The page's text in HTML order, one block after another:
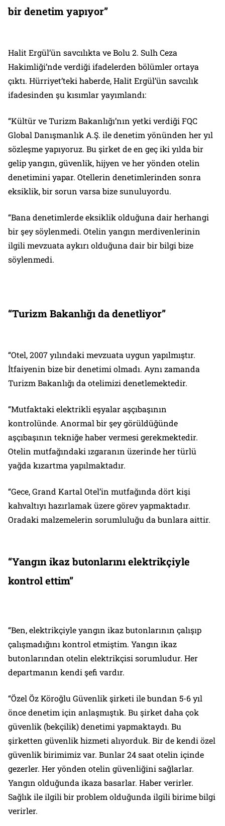
bir denetim yapıyor”
Halit Ergül’ün savcılıkta ve Bolu 2. Sulh Ceza
Hakimliği’nde verdiği ifadelerden bölümler ortaya
çıktı. Hürriyet’teki haberde, Halit Ergül’ün savcılık
ifadesinden şu kısımlar yayımlandı:
“Kültür ve Turizm Bakanlığı’nın yetki verdiği FQC
Global Danışmanlık A.Ş. ile denetim yönünden her yıl
sözleşme yapıyoruz. Bu şirket de en geç iki yılda bir
gelip yangın, güvenlik, hijyen ve her yönden otelin
denetimini yapar. Otellerin denetimlerinden sonra
eksiklik, bir sorun varsa bize sunuluyordu.
“Bana denetimlerde eksiklik olduğuna dair herhangi
bir şey söylenmedi. Otelin yangın merdivenlerinin
ilgili mevzuata aykırı olduğuna dair bir bilgi bize
söylenmedi.
“Turizm Bakanlığı da denetliyor”
“Otel, 2007 yılındaki mevzuata uygun yapılmıştır.
İtfaiyenin bize bir denetimi olmadı. Aynı zamanda
Turizm Bakanlığı da otelimizi denetlemektedir.
“Mutfaktaki elektrikli eşyalar aşçıbaşının
kontrolünde. Anormal bir şey görüldüğünde
aşçıbaşının tekniğe haber vermesi gerekmektedir.
Otelin mutfağındaki ızgaranın üzerinde her türlü
yağda kızartma yapılmaktadır.
“Gece, Grand Kartal Otel’in mutfağında dört kişi
kahvaltıyı hazırlamak üzere görev yapmaktadır.
Oradaki malzemelerin sorumluluğu da bunlara aittir.
“Yangın ikaz butonlarını elektrikçiyle
kontrol ettim”
“Ben, elektrikçiyle yangın ikaz butonlarının çalışıp
çalışmadığını kontrol etmiştim. Yangın ikaz
butonlarından otelin elektrikçisi sorumludur. Her
departmanın kendi şefi vardır.
“Özel Öz Köroğlu Güvenlik şirketi ile bundan 5-6 yıl
önce denetim için anlaşmıştık. Bu şirket daha çok
güvenlik (bekçilik) denetimi yapmaktaydı. Bu
şirketten güvenlik hizmeti alıyorduk. Bir de kendi özel
güvenlik birimimiz var. Bunlar 24 saat otelin içinde
gezerler. Her yönden otelin güvenliğini sağlarlar.
Yangın olduğunda ikaza basarlar. Haber verirler.
Sağlık ile ilgili bir problem olduğunda ilgili birime bilgi
verirler.